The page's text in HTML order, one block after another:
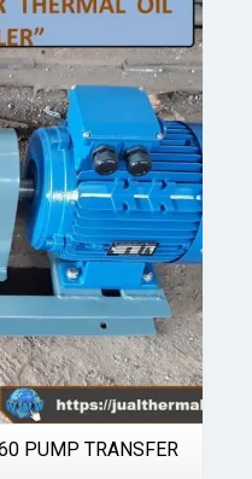
PUMP TRANSFER